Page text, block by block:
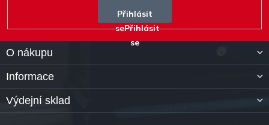
Přihlásit
se
O nákupu
Informace
Výdejní sklad